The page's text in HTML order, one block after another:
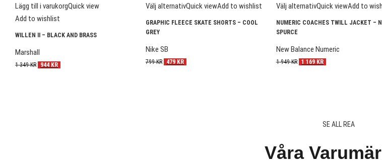
Lägg till i varukorgQuick view
Add to wishlist
WILLEN II – BLACK AND BRASS
Marshall
1 349KR 944 KR
Välj alternativQuick viewAdd to wishlist
GRAPHIC FLEECE SKATE SHORTS – COOL
GREY
Nike SB
799KR 479 KR
Välj alternativQuick viewAdd to
NUMERIC COACHES TWILL JACKET –
SPURCE
New Balance Numeric
1 949KR 1 169 KR
SE ALL REA
Våra